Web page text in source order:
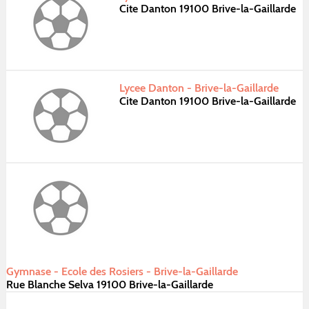
Cite Danton 19100 Brive-la-Gaillarde
Lycee Danton - Brive-la-Gaillarde
Cite Danton 19100 Brive-la-Gaillarde
Gymnase - Ecole des Rosiers - Brive-la-Gaillarde
Rue Blanche Selva 19100 Brive-la-Gaillarde